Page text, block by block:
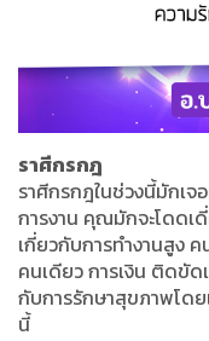
ราศีกรกฎ
ราศีกรกฎในช่วงนี้มักเจ
การงาน คุณมักจะโดดเ
เกี่ยวกับการทำงานสูง
คนเดียว การเงิน ติดขัด
กับการรักษาสุขภาพโดย
นี้